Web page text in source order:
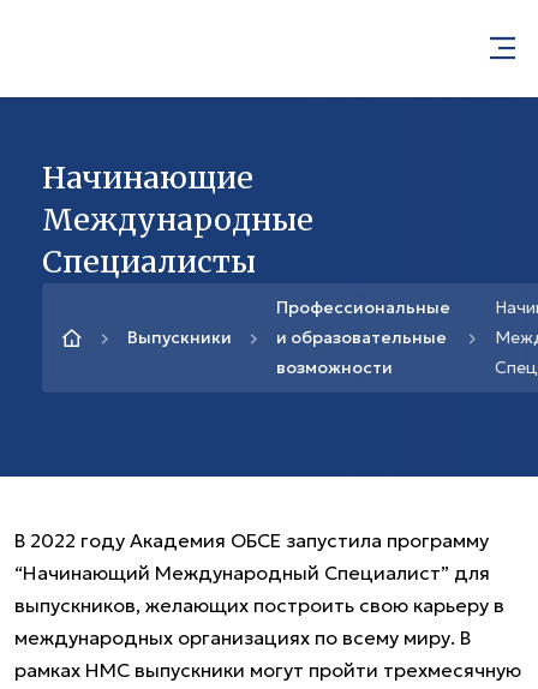
Начинающие
Международные
Специалисты
Выпускники
Профессиональные
и образовательные
возможности
В 2022 году Академия ОБСЕ запустила программу
“Начинающий Международный Специалист” для
выпускников, желающих построить свою карьеру в
международных организациях по всему миру. В
рамках НМС выпускники могут пройти трехмесячную